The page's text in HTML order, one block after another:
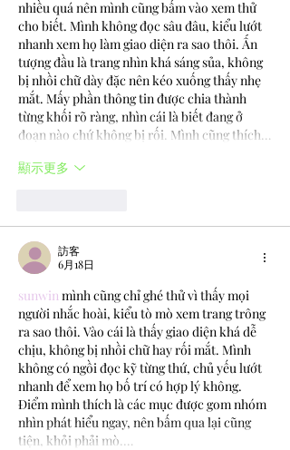
nhiều quá nên mình cũng bấm vào xem thử
cho biết. Mình không đọc sâu đâu, kiểu lướt
nhanh xem họ làm giao diện ra sao thôi. Ấn
tượng đầu là trang nhìn khá sáng sủa, không
bị nhồi chữ dày đặc nên kéo xuống thấy nhẹ
mắt. Mấy phần thông tin được chia thành
từng khối rõ ràng, nhìn cái là biết đang ở
đoạn nào chứ không bị rối. Mình cũng thích…
顯示更多
訪客
6月18日
sunwin mình cũng chỉ ghé thử vì thấy mọi
người nhắc hoài, kiểu tò mò xem trang trông
ra sao thôi. Vào cái là thấy giao diện khá dễ
chịu, không bị nhồi chữ hay rối mắt. Mình
không có ngồi đọc kỹ từng thứ, chủ yếu lướt
nhanh để xem họ bố trí có hợp lý không.
Điểm mình thích là các mục được gom nhóm
nhìn phát hiểu ngay, nên bấm qua lại cũng
tiện, khỏi phải mò.…